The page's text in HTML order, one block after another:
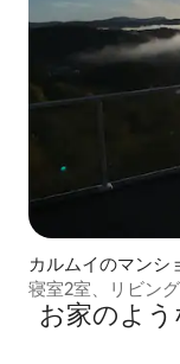
カルムイのマンシ
寝室2室、リビン
地下アパート。
お家のよ